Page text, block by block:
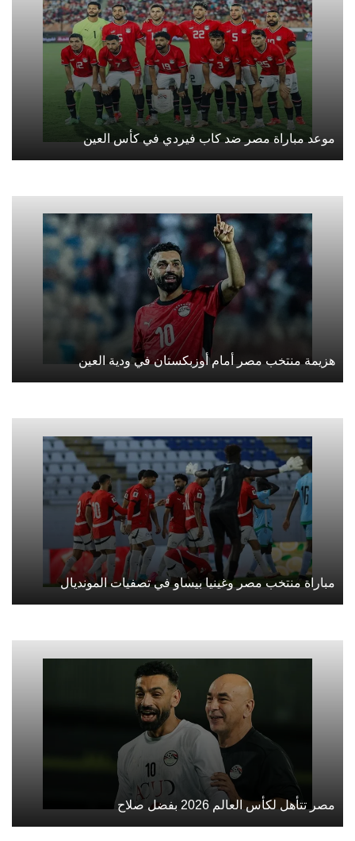
موعد مباراة مصر ضد كاب فيردي في كأس العين
هزيمة منتخب مصر أمام أوزبكستان في ودية العين
مباراة منتخب مصر وغينيا بيساو في تصفيات المونديال
مصر تتأهل لكأس العالم 2026 بفضل صلاح